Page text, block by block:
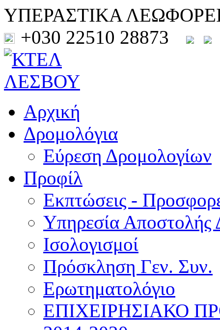
ΥΠΕΡΑΣΤΙΚΑ
+030 22510 28873
Αρχική
Δρομολόγια
Εύρεση Δρομολογίων
Προφίλ
Εκπτώσεις -
Υπηρεσία Αποστολής
Ισολογισμοί
Πρόσκληση Γεν. Συν.
Ερωτηματολόγιο
ΕΠΙΧΕΙΡΗΣΙΑΚΟ